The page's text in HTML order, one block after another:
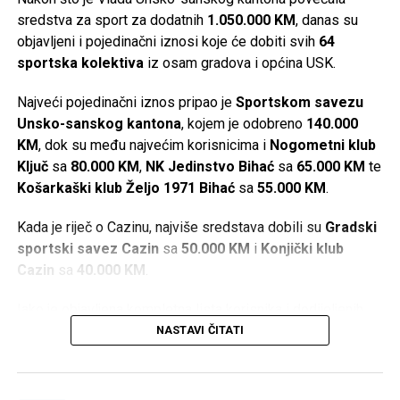
sredstva za sport za dodatnih 1.050.000 KM, danas su
objavljeni i pojedinačni iznosi koje će dobiti svih 64
sportska kolektiva iz osam gradova i općina USK.
Najveći pojedinačni iznos pripao je Sportskom savezu
Unsko-sanskog kantona, kojem je odobreno 140.000
KM, dok su među najvećim korisnicima i Nogometni klub
Ključsa 80.000 KM, NK Jedinstvo Bihaćsa 65.000 KM te
Košarkaški klub Željo 1971 Bihaćsa 55.000 KM.
Kada je riječ o Cazinu, najviše sredstava dobili su Gradski
sportski savez Cazinsa 50.000 KM i Konjički klub
Cazin sa 40.000 KM
iznosa, u dostupnim informacijama nisu navedeni kriteriji
pojedini sportski kolektiv.
NASTAVI ČITATI